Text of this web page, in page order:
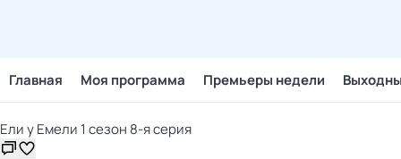
Главная Моя программа Премьеры недели
Ели у Емели 1 сезон 8-я серия